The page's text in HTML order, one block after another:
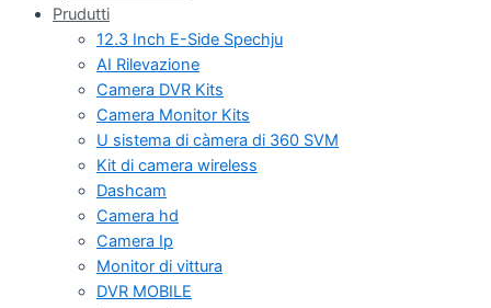
Prudutti
12.3 Inch E-Side Spechju
AI Rilevazione
Camera DVR Kits
Camera Monitor Kits
U sistema di càmera di 360 SVM
Kit di camera wireless
Dashcam
Camera hd
Camera Ip
Monitor di vittura
DVR MOBILE